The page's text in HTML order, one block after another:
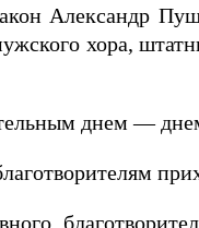
Александр
хора,
днем —